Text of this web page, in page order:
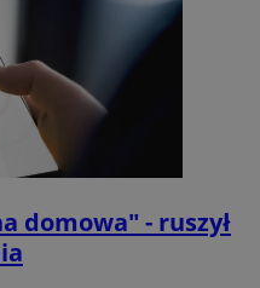
domowa" - ruszył